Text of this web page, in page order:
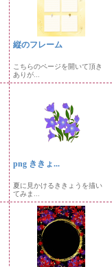
縦のフレーム
こちらのページを開いて頂き
ありが...
png ききょ...
夏に見かけるききょうを描い
てみま...